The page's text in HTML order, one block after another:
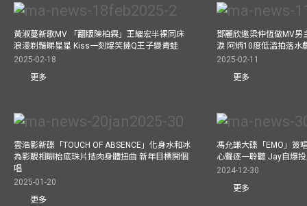
黃淑蔓新歌MV 「翻版陳柏霖」王耀宏半裸同床
浪漫剃鬚睇星星 Kiss一刻爆笑撻Q王子變青蛙
2025-02-18
更多
鄧麗欣邀梁仲恆做MV男
淚 阿炳10度低溫拍落水
2025-02-11
更多
雲浩影新碟「TOUCH OF ABSENCE」化身水和冰
為影靚相瞓枱底珠片拮肉身體扭曲 新年目標開個
唱
2025-01-20
更多
馮允謙大碟「EMO」簽
心聲逐一聆聽 Jay自爆
2024-12-30
更多